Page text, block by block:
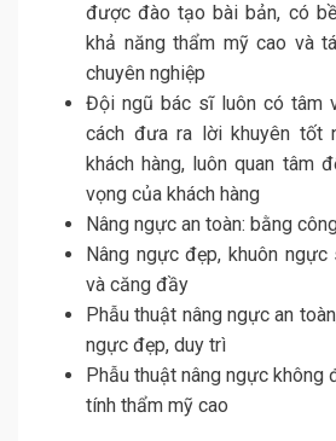
được đào tạo bài bản, có
khả năng thẩm mỹ cao và
chuyên nghiệp
Đội ngũ bác sĩ luôn có tâm
cách đưa ra lời khuyên tốt
khách hàng, luôn quan tâm
vọng của khách hàng
Nâng ngực an toàn: bằng
Nâng ngực đẹp, khuôn
và căng đầy
Phẫu thuật nâng ngực an
ngực đẹp, duy trì
Phẫu thuật nâng ngực không
tính thẩm mỹ cao